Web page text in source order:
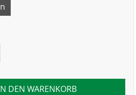
DEN WARENKORB